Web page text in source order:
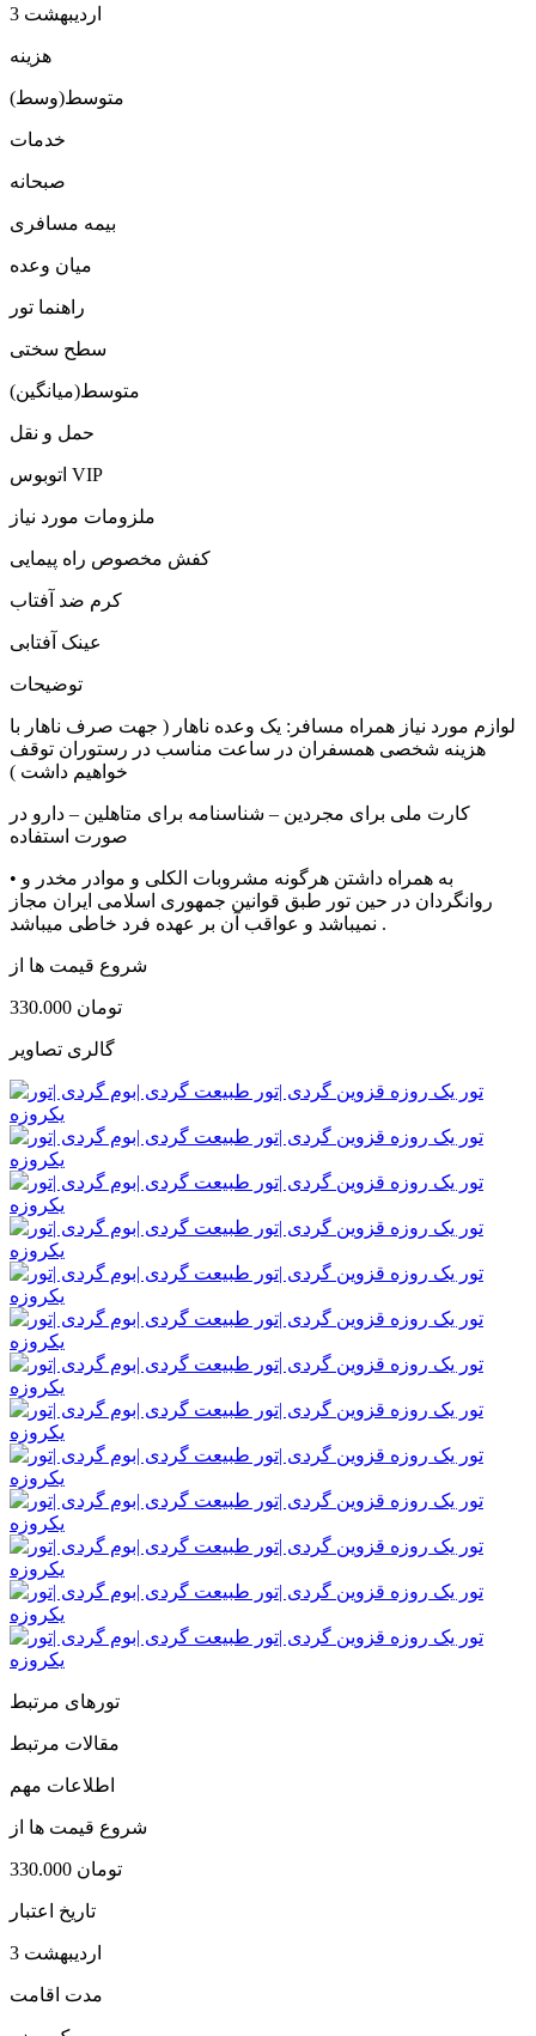
3 اردیبهشت
هزینه
متوسط(وسط)
خدمات
صبحانه
بیمه مسافری
میان وعده
راهنما تور
سطح سختی
متوسط(میانگین)
حمل و نقل
اتوبوس VIP
ملزومات مورد نیاز
کفش مخصوص راه پیمایی
کرم ضد آفتاب
عینک آفتابی
توضیحات
لوازم مورد نیاز همراه مسافر: یک وعده ناهار ( جهت صرف ناهار با
هزینه شخصی همسفران در ساعت مناسب در رستوران توقف
خواهیم داشت )
کارت ملی برای مجردین – شناسنامه برای متاهلین – دارو در
صورت استفاده
• به همراه داشتن هرگونه مشروبات الکلی و موادر مخدر و
روانگردان در حین تور طبق قوانین جمهوری اسلامی ایران مجاز
نمیباشد و عواقب آن بر عهده فرد خاطی میباشد .
شروع قیمت ها از
330.000 تومان
گالری تصاویر
تورهای مرتبط
مقالات مرتبط
اطلاعات مهم
شروع قیمت ها از
330.000 تومان
تاریخ اعتبار
3 اردیبهشت
مدت اقامت